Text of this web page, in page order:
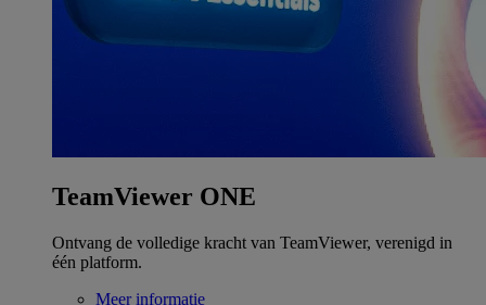
TeamViewer ONE
Ontvang de volledige kracht van TeamViewer, verenigd in
één platform.
Meer informatie